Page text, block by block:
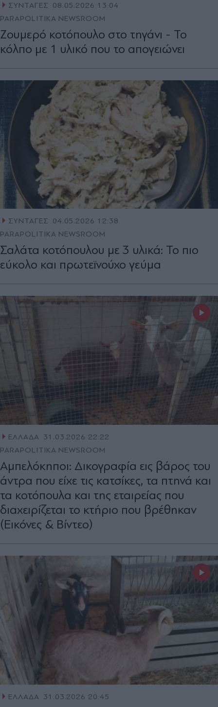
ΣΥΝΤΑΓΕΣ
08.05.2026 13:04
PARAPOLITIKA NEWSROOM
Ζουμερό κοτόπουλο στο τηγάνι - Το
κόλπο με 1 υλικό που το απογειώνει
ΣΥΝΤΑΓΕΣ
04.05.2026 12:38
PARAPOLITIKA NEWSROOM
Σαλάτα κοτόπουλου με 3 υλικά: Το πιο
εύκολο και πρωτεϊνούχο γεύμα
ΕΛΛΑΔΑ 31.03.2026 22:22
PARAPOLITIKA NEWSROOM
Αμπελόκηποι: Δικογραφία εις βάρος του
άντρα που είχε τις κατσίκες, τα πτηνά και
τα κοτόπουλα και της εταιρείας που
διαχειρίζεται το κτήριο που βρέθηκαν
(Εικόνες & Βίντεο)
ΕΛΛΑΔΑ 31.03.2026 20:45